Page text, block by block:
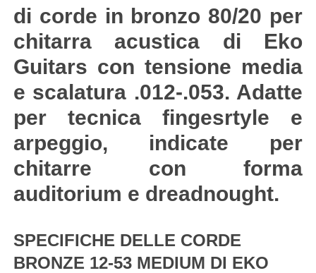
di corde in bronzo 80/20 per
chitarra acustica di Eko
Guitars con tensione media
e scalatura .012-.053. Adatte
per tecnica fingesrtyle e
arpeggio, indicate per
chitarre con forma
auditorium e dreadnought.
SPECIFICHE DELLE CORDE
BRONZE 12-53 MEDIUM DI EKO